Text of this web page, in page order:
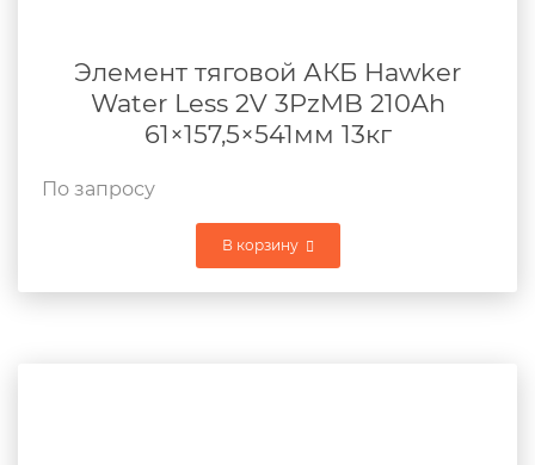
Элемент тяговой АКБ Hawker
Water Less 2V 3PzMB 210Ah
61×157,5×541мм 13кг
По запросу
В корзину